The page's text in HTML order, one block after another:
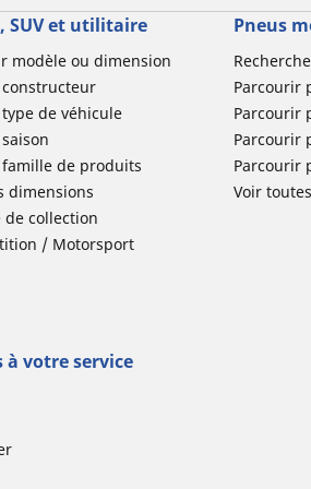
SUV et utilitaire
modèle ou dimension
de véhicule
de produits
dimensions
de collection
/ Motorsport
Pneus
Parcourir
Parcourir
Parcourir
Parcourir
Voir
à votre service